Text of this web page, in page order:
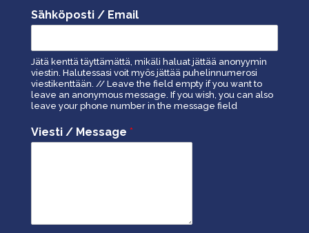
Sähköposti / Email
Jätä kenttä täyttämättä, mikäli haluat jättää anonyymin
viestin. Halutessasi voit myös jättää puhelinnumerosi
viestikenttään. // Leave the field empty if you want to
leave an anonymous message. If you wish, you can also
leave your phone number in the message field
Viesti / Message *